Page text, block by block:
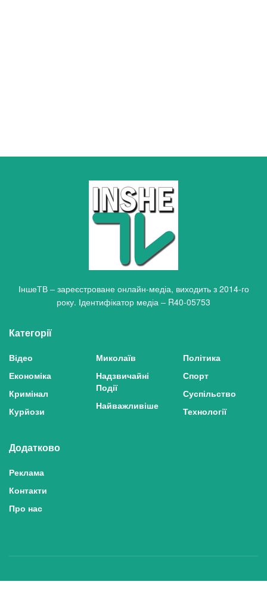
ІншеТВ – зареєстроване онлайн-медіа, виходить з 2014-го
року. Ідентифікатор медіа – R40-05753
Категорії
Відео
Економіка
Кримінал
Курйози
Миколаїв
Надзвичайні
Події
Найважливіше
Політика
Спорт
Суспільство
Технології
Додатково
Реклама
Контакти
Про нас
Політика конфіденційності та захисту персональних даних